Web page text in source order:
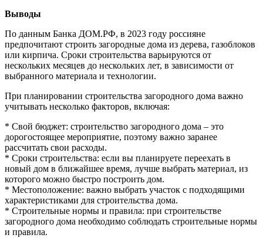
Выводы
По данным Банка ДОМ.РФ, в 2023 году россияне
предпочитают строить загородные дома из дерева, газоблоков
или кирпича. Сроки строительства варьируются от
нескольких месяцев до нескольких лет, в зависимости от
выбранного материала и технологии.
При планировании строительства загородного дома важно
учитывать несколько факторов, включая:
* Свой бюджет: строительство загородного дома – это
дорогостоящее мероприятие, поэтому важно заранее
рассчитать свои расходы.
* Сроки строительства: если вы планируете переехать в
новый дом в ближайшее время, лучше выбрать материал, из
которого можно быстро построить дом.
* Местоположение: важно выбрать участок с подходящими
характеристиками для строительства дома.
* Строительные нормы и правила: при строительстве
загородного дома необходимо соблюдать строительные нормы
и правила.